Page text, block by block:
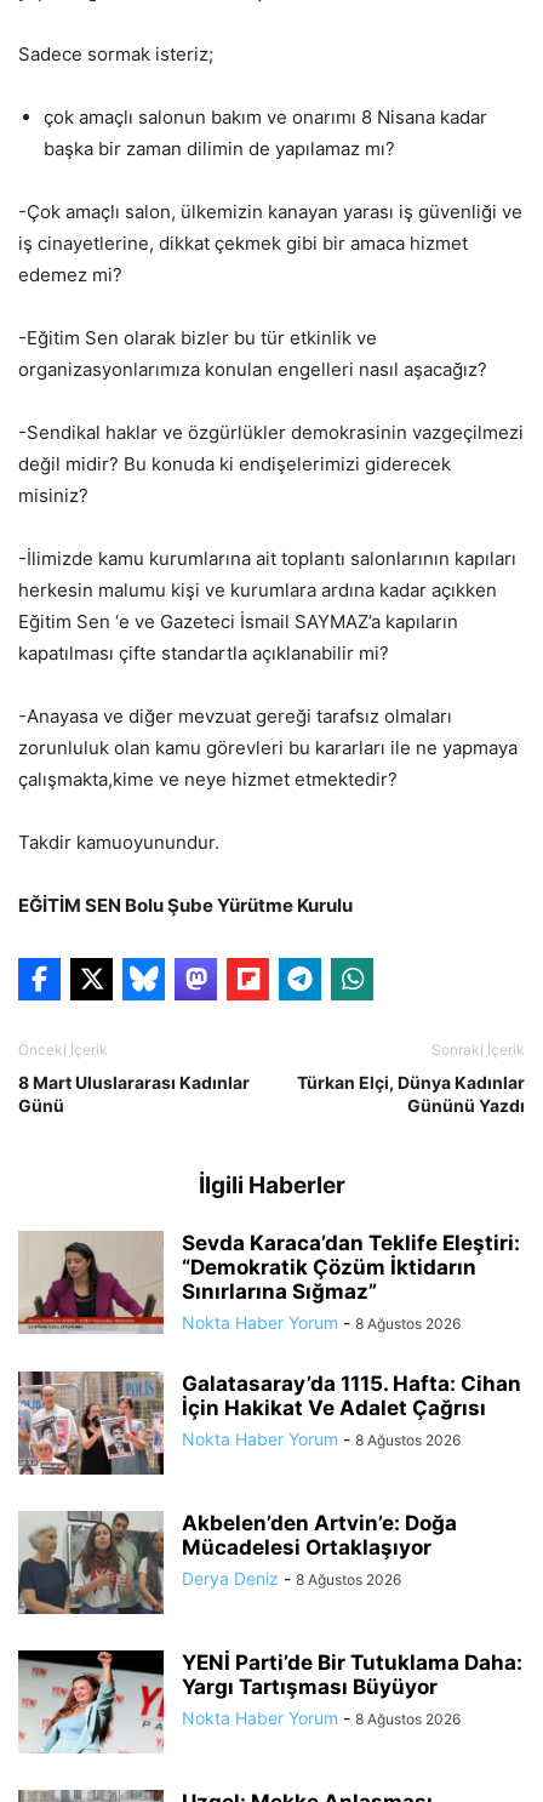
Sadece sormak isteriz;
çok amaçlı salonun bakım ve onarımı 8 Nisana kadar
başka bir zaman dilimin de yapılamaz mı?
-Çok amaçlı salon, ülkemizin kanayan yarası iş güvenliği ve
iş cinayetlerine, dikkat çekmek gibi bir amaca hizmet
edemez mi?
-Eğitim Sen olarak bizler bu tür etkinlik ve
organizasyonlarımıza konulan engelleri nasıl aşacağız?
-Sendikal haklar ve özgürlükler demokrasinin vazgeçilmezi
değil midir? Bu konuda ki endişelerimizi giderecek
misiniz?
-İlimizde kamu kurumlarına ait toplantı salonlarının kapıları
herkesin malumu kişi ve kurumlara ardına kadar açıkken
Eğitim Sen ‘e ve Gazeteci İsmail SAYMAZ’a kapıların
kapatılması çifte standartla açıklanabilir mi?
-Anayasa ve diğer mevzuat gereği tarafsız olmaları
zorunluluk olan kamu görevleri bu kararları ile ne yapmaya
çalışmakta,kime ve neye hizmet etmektedir?
Takdir kamuoyunundur.
EĞİTİM SEN Bolu Şube Yürütme Kurulu
Önceki İçerik
8 Mart Uluslararası Kadınlar
Günü
Sonraki İçerik
Türkan Elçi, Dünya Kadınlar
Gününü Yazdı
İlgili Haberler
Sevda Karaca’dan Teklife Eleştiri:
“Demokratik Çözüm İktidarın
Sınırlarına Sığmaz”
Nokta Haber Yorum - 8 Ağustos 2026
Galatasaray’da 1115. Hafta: Cihan
İçin Hakikat Ve Adalet Çağrısı
Nokta Haber Yorum - 8 Ağustos 2026
Akbelen’den Artvin’e: Doğa
Mücadelesi Ortaklaşıyor
Derya Deniz - 8 Ağustos 2026
YENİ Parti’de Bir Tutuklama Daha:
Yargı Tartışması Büyüyor
Nokta Haber Yorum - 8 Ağustos 2026